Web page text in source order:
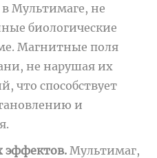
Мультимаге, не
биологические
Магнитные поля
не нарушая их
что способствует
и
Мультимаг,